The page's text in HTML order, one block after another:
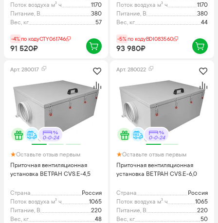
Поток воздуха м³ ч
1170
Питание, В
380
Вес, кг
57
-4%по кодуCTY061746
91 520₽
Поток воздуха м³ ч
1170
Питание, В
380
Вес, кг
44
-5%по кодуBDI083560
93 980₽
Арт. 280017
0-0-24
Оставьте отзыв первым
Приточная вентиляционная
установка ВЕТРАН CVS.E-4,5
Страна
Россия
Поток воздуха м³ ч
1065
Питание, В
220
Вес, кг
48
Арт. 280022
0-0-24
Оставьте отзыв первым
Приточная вентиляционная
установка ВЕТРАН CVS.E-6,0
Страна
Россия
Поток воздуха м³ ч
1065
Питание, В
220
Вес, кг
50